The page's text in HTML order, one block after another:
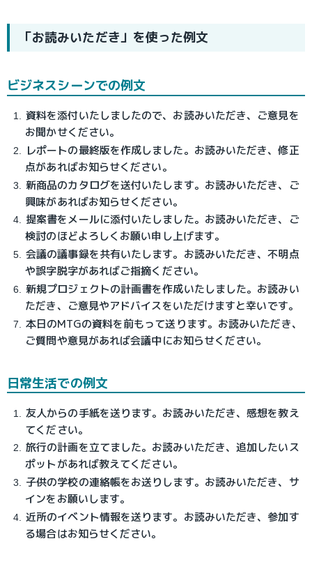
「お読みいただき」を使った例文
ビジネスシーンでの例文
資料を添付いたしましたので、お読みいただき、ご意見を
お聞かせください。
レポートの最終版を作成しました。お読みいただき、修正
点があればお知らせください。
新商品のカタログを送付いたします。お読みいただき、ご
興味があればお知らせください。
提案書をメールに添付いたしました。お読みいただき、ご
検討のほどよろしくお願い申し上げます。
会議の議事録を共有いたします。お読みいただき、不明点
や誤字脱字があればご指摘ください。
新規プロジェクトの計画書を作成いたしました。お読みい
ただき、ご意見やアドバイスをいただけますと幸いです。
本日のMTGの資料を前もって送ります。お読みいただき、
ご質問や意見があれば会議中にお知らせください。
日常生活での例文
友人からの手紙を送ります。お読みいただき、感想を教え
てください。
旅行の計画を立てました。お読みいただき、追加したいス
ポットがあれば教えてください。
子供の学校の連絡帳をお送りします。お読みいただき、サ
インをお願いします。
近所のイベント情報を送ります。お読みいただき、参加す
る場合はお知らせください。